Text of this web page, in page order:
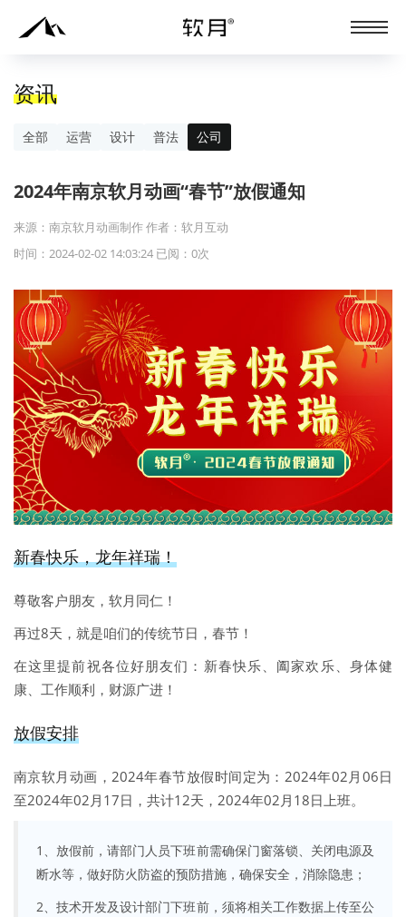
资讯
全部 运营 设计 普法 公司
2024年南京软月动画“春节”放假通知
来源：南京软月动画制作 作者：软月互动
时间：2024-02-02 14:03:24 已阅： 0次
新春快乐，龙年祥瑞！
尊敬客户朋友，软月同仁！
再过8天，就是咱们的传统节日，春节！
在这里提前祝各位好朋友们：新春快乐、阖家欢乐、身体健
康、工作顺利，财源广进！
放假安排
南京软月动画，2024年春节放假时间定为：2024年02月06日
至2024年02月17日，共计12天，2024年02月18日上班。
1、放假前，请部门人员下班前需确保门窗落锁、关闭电源及
断水等，做好防火防盗的预防措施，确保安全，消除隐患；
2、技术开发及设计部门下班前，须将相关工作数据上传至公